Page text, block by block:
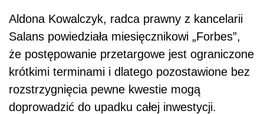
Aldona Kowalczyk, radca prawny z kancelarii
Salans powiedziała miesięcznikowi „Forbes”,
że postępowanie przetargowe jest ograniczone
krótkimi terminami i dlatego pozostawione bez
rozstrzygnięcia pewne kwestie mogą
doprowadzić do upadku całej inwestycji.